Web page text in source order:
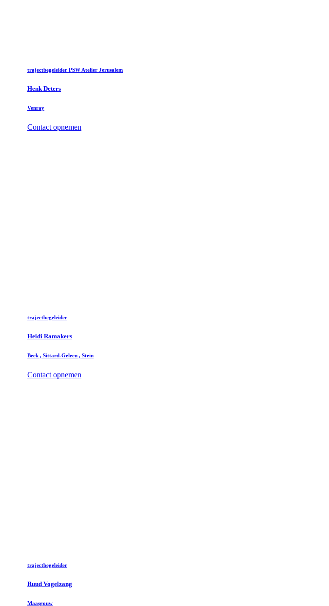
trajectbegeleider PSW Atelier Jerusalem
Henk Deters
Venray
Contact opnemen
trajectbegeleider
Heidi Ramakers
Beek , Sittard-Geleen , Stein
Contact opnemen
trajectbegeleider
Ruud Vogelzang
Maasgouw